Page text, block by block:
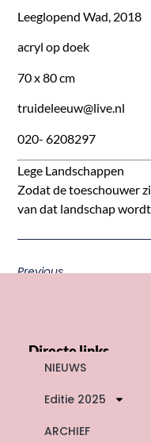
Leeglopend Wad, 2018
acryl op doek
70 x 80 cm
truideleeuw@live.nl
020- 6208297
Lege Landschappen
Zodat de toeschouwer
van dat landschap
Previous
Directe links
NIEUWS
Editie 2025
ARCHIEF